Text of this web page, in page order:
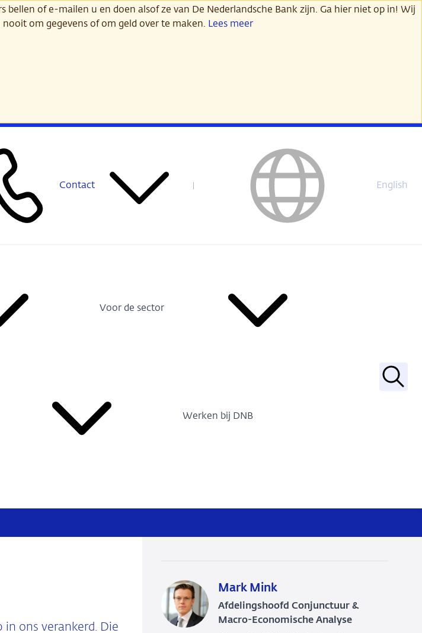
bellen of e-mailen u en doen alsof ze van De Nederlandsche Bank zijn. Ga hier niet op in! Wij
om gegevens of om geld over te maken. Lees meer
Contact English
Voor de sector
Werken bij DNB
Zoek
Mark Mink
Afdelingshoofd Conjunctuur &
Macro-Economische Analyse
ons verankerd. Die